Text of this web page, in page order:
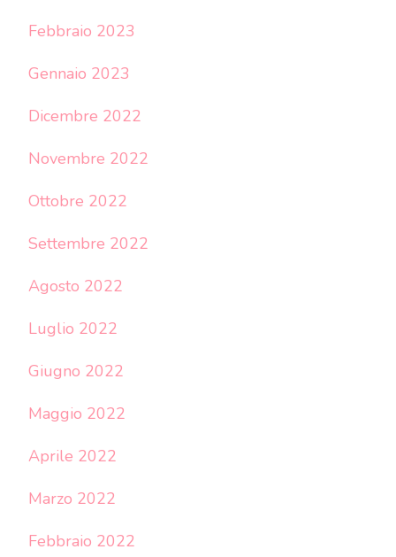
Febbraio 2023
Gennaio 2023
Dicembre 2022
Novembre 2022
Ottobre 2022
Settembre 2022
Agosto 2022
Luglio 2022
Giugno 2022
Maggio 2022
Aprile 2022
Marzo 2022
Febbraio 2022